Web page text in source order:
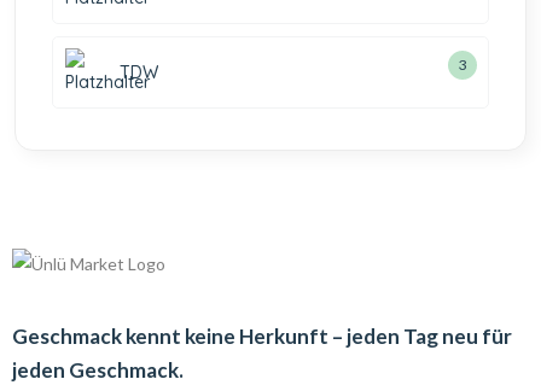
TDW 3
Geschmack kennt keine Herkunft – jeden Tag neu für
jeden Geschmack.